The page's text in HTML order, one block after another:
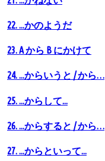
22. ...かのようだ
23. A から B にかけて
24. ...からいうと / から…
25. ...からして...
26. ...からすると / から…
27. ...からといって...